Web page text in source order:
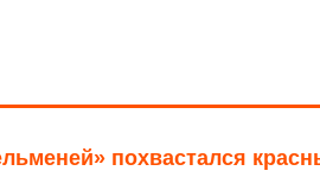
похвастался